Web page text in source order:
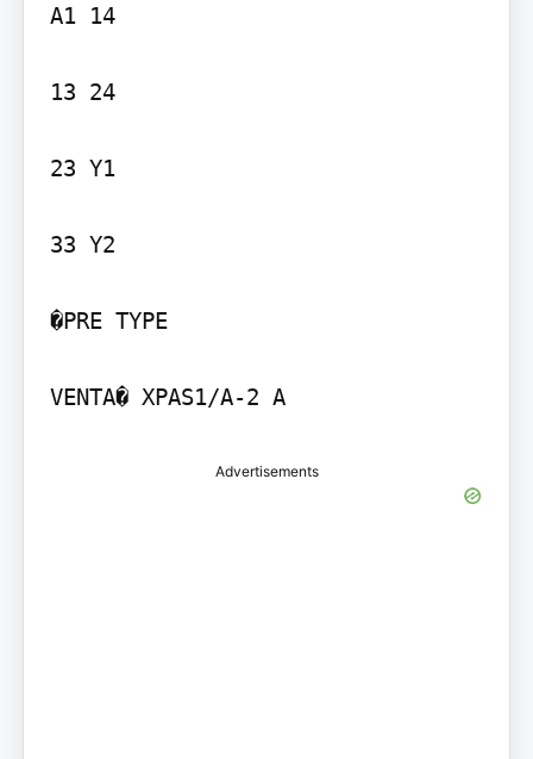
A1 14
13 24
23 Y1
33 Y2
�PRE TYPE
VENTA� XPAS1/A-2 A
Advertisements